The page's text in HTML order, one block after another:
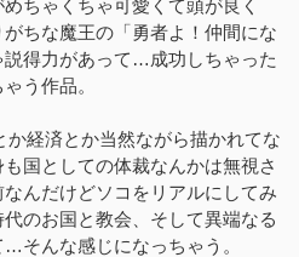
ちゃくちゃ可愛くて頭が良く
ちな魔王の「勇者よ！仲間にな
説得力があって…成功しちゃった
う作品。
経済とか当然ながら描かれてな
国としての体裁なんかは無視さ
んだけどソコをリアルにしてみ
のお国と教会、そして異端なる
そんな感じになっちゃう。